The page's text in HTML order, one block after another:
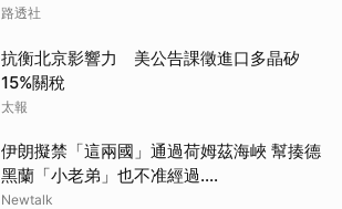
路透社
抗衡北京影響力 美公告課徵進口多晶矽
15%關稅
太報
伊朗擬禁「這兩國」通過荷姆茲海峽 幫揍德
黑蘭「小老弟」也不准經過....
Newtalk